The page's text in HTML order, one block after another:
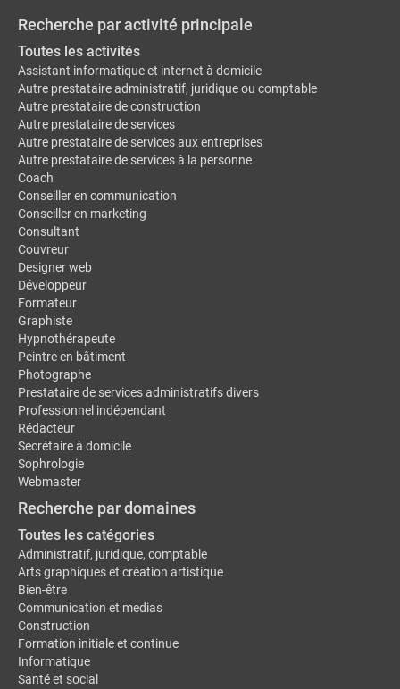
Recherche par activité principale
Toutes les activités
Assistant informatique et internet à domicile
Autre prestataire administratif, juridique ou comptable
Autre prestataire de construction
Autre prestataire de services
Autre prestataire de services aux entreprises
Autre prestataire de services à la personne
Coach
Conseiller en communication
Conseiller en marketing
Consultant
Couvreur
Designer web
Développeur
Formateur
Graphiste
Hypnothérapeute
Peintre en bâtiment
Photographe
Prestataire de services administratifs divers
Professionnel indépendant
Rédacteur
Secrétaire à domicile
Sophrologie
Webmaster
Recherche par domaines
Toutes les catégories
Administratif, juridique, comptable
Arts graphiques et création artistique
Bien-être
Communication et medias
Construction
Formation initiale et continue
Informatique
Santé et social